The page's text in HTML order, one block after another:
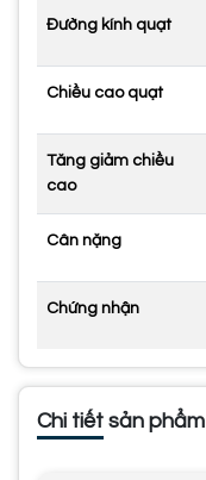
Đường kính quạt
Chiều cao quạt
Tăng giảm chiều
cao
Cân nặng
Chứng nhận
Chi tiết sản phẩm